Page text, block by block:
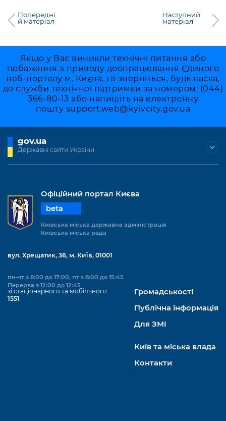
Попередні
й матеріал
Наступний
матеріал
Якщо у Вас виникли технічні питання або
побажання з приводу доопрацювання Єдиного
веб-порталу м. Києва, то зверніться, будь ласка,
до служби технічної підтримки за номером: (044)
366-80-13 або напишіть на електронну
пошту support.web@kyivcity.gov.ua
gov.ua
Державні сайти України
Офіційний портал Києва
beta
Київська міська державна адміністрація
Київська міська рада
вул. Хрещатик, 36, м. Київ, 01001
пн-чт з 8:00 до 17:00, пт з 8:00 до 15:45
Перерва з 12:00 до 12:45
зі стаціонарного та мобільного
1551
Громадськості
Публічна інформація
Для ЗМІ
Київ та міська влада
Контакти